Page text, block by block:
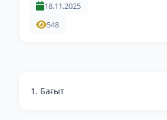
18.11.2025
548
1. Бағыт